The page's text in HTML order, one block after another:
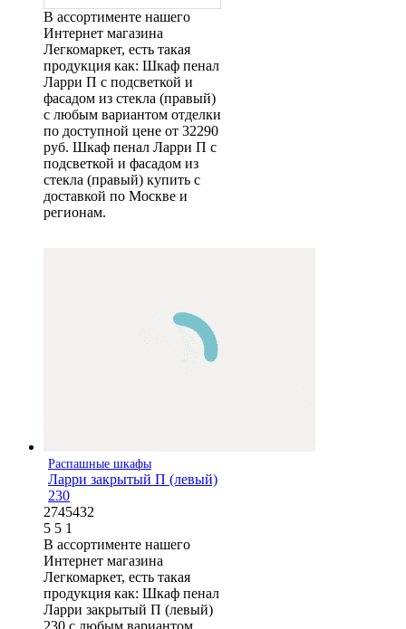
В ассортименте нашего
Интернет магазина
Легкомаркет, есть такая
продукция как: Шкаф пенал
Ларри П с подсветкой и
фасадом из стекла (правый)
с любым вариантом отделки
по доступной цене от 32290
руб. Шкаф пенал Ларри П с
подсветкой и фасадом из
стекла (правый) купить с
доставкой по Москве и
регионам.
Распашные шкафы
Ларри закрытый П (левый)
230
2745432
5 5 1
В ассортименте нашего
Интернет магазина
Легкомаркет, есть такая
продукция как: Шкаф пенал
Ларри закрытый П (левый)
230 с любым вариантом